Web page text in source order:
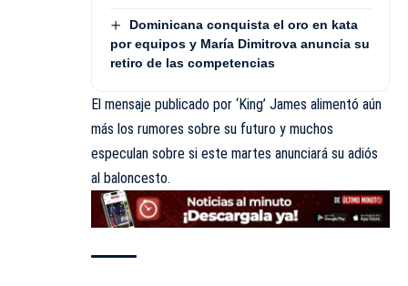
Dominicana conquista el oro en kata
por equipos y María Dimitrova anuncia su
retiro de las competencias
El mensaje publicado por ‘King’ James alimentó aún
más los rumores sobre su futuro y muchos
especulan sobre si este martes anunciará su adiós
al baloncesto.